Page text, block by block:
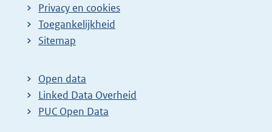
Privacy en cookies
Toegankelijkheid
Sitemap
Open data
Linked Data Overheid
PUC Open Data